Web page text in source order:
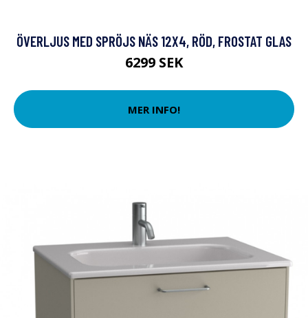
ÖVERLJUS MED SPRÖJS NÄS 12X4, RÖD, FROSTAT GLAS
6299 SEK
MER INFO!